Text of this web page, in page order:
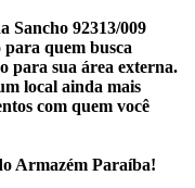
Sancho 92313/009
quem busca
para sua área externa.
local ainda mais
com quem você
Armazém Paraíba!